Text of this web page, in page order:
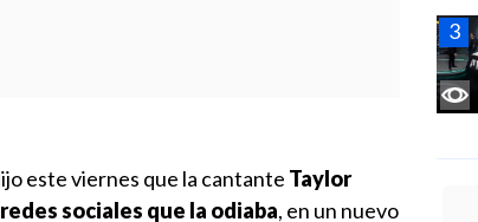
este viernes que la cantante Taylor
sociales que la odiaba, en un nuevo